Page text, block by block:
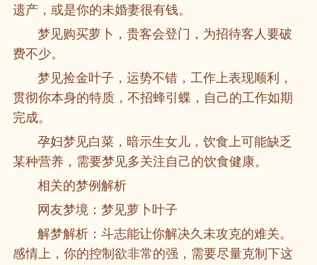
遗产，或是你的未婚妻很有钱。
梦见购买萝卜，贵客会登门，为招待客人要破
费不少。
梦见捡金叶子，运势不错，工作上表现顺利，
贯彻你本身的特质，不招蜂引蝶，自己的工作如期
完成。
孕妇梦见白菜，暗示生女儿，饮食上可能缺乏
某种营养，需要梦见多关注自己的饮食健康。
相关的梦例解析
网友梦境：梦见萝卜叶子
解梦解析：斗志能让你解决久未攻克的难关。
感情上，你的控制欲非常的强，需要尽量克制下这